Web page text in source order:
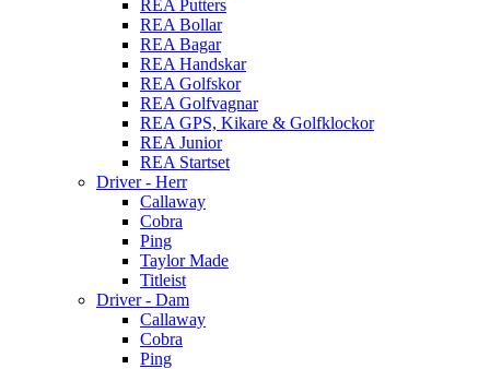
REA Putters
REA Bollar
REA Bagar
REA Handskar
REA Golfskor
REA Golfvagnar
REA GPS, Kikare & Golfklockor
REA Junior
REA Startset
Driver - Herr
Callaway
Cobra
Ping
Taylor Made
Titleist
Driver - Dam
Callaway
Cobra
Ping